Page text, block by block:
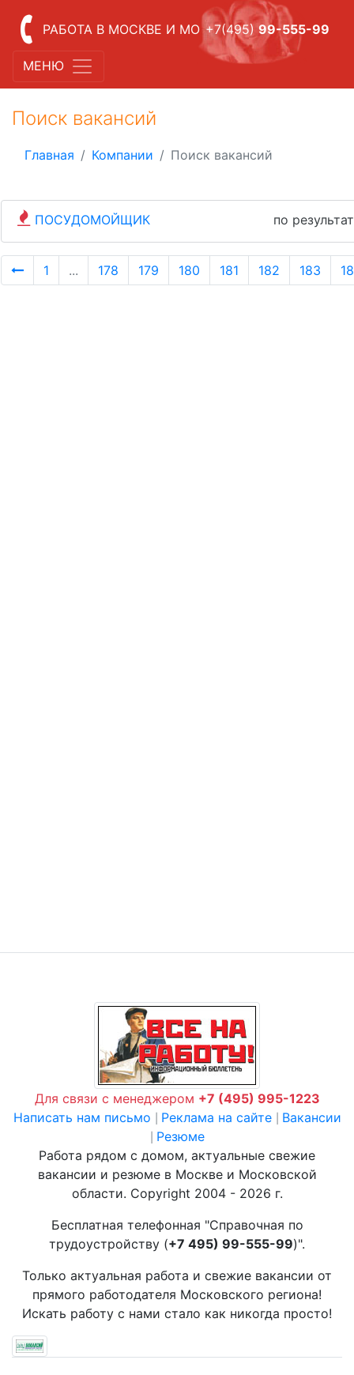
РАБОТА В МОСКВЕ И МО +7(495) 99-555-99
МЕНЮ
Поиск вакансий
Главная Компании Поиск вакансий
ПОСУДОМОЙЩИК по
1 ... 178 179 180 181 182 183
Для связи с менеджером +7 (495) 995-1223
Написать нам письмо
Реклама на сайте Вакансии
Резюме
Работа рядом с домом, актуальные свежие
вакансии и резюме в Москве и Московской
области. Copyright 2004 - 2026 г.
Бесплатная телефонная "Справочная по
трудоустройству (+7 495) 99-555-99)".
Только актуальная работа и свежие вакансии от
прямого работодателя Московского региона!
Искать работу с нами стало как никогда просто!